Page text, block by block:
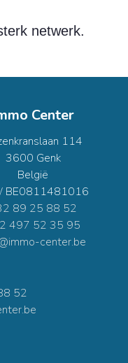
netwerk.
Center
114
3600 Genk
België
BE0811481016
89 25 88 52
497 52 35 95
center.be
52